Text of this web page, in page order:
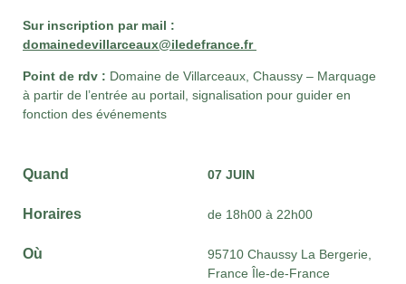
Sur inscription par mail :
domainedevillarceaux@iledefrance.fr
Point de rdv : Domaine de Villarceaux, Chaussy – Marquage
à partir de l’entrée au portail, signalisation pour guider en
fonction des événements
Quand 07 JUIN
Horaires de 18h00 à 22h00
Où
95710 Chaussy La Bergerie,
France Île-de-France